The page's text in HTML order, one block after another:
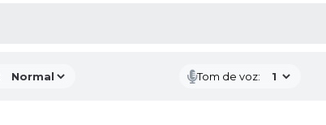
Tom de voz: